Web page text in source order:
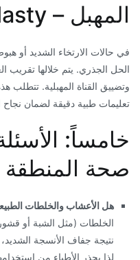
المهبل – Vaginoplasty)
​في حالات الارتخاء الشديد أو
الحل الجذري. يتم خلالها تقريب
وتضييق القناة المهبلية. تتطلب
تعليمات طبية دقيقة لضمان نجاح
​خامساً:
صحة المنطقة
هل الأعشاب والخلطات
الخلطات (مثل الشبة أو
نتيجة جفاف الأنسجة
لذا يحذر الأطباء من